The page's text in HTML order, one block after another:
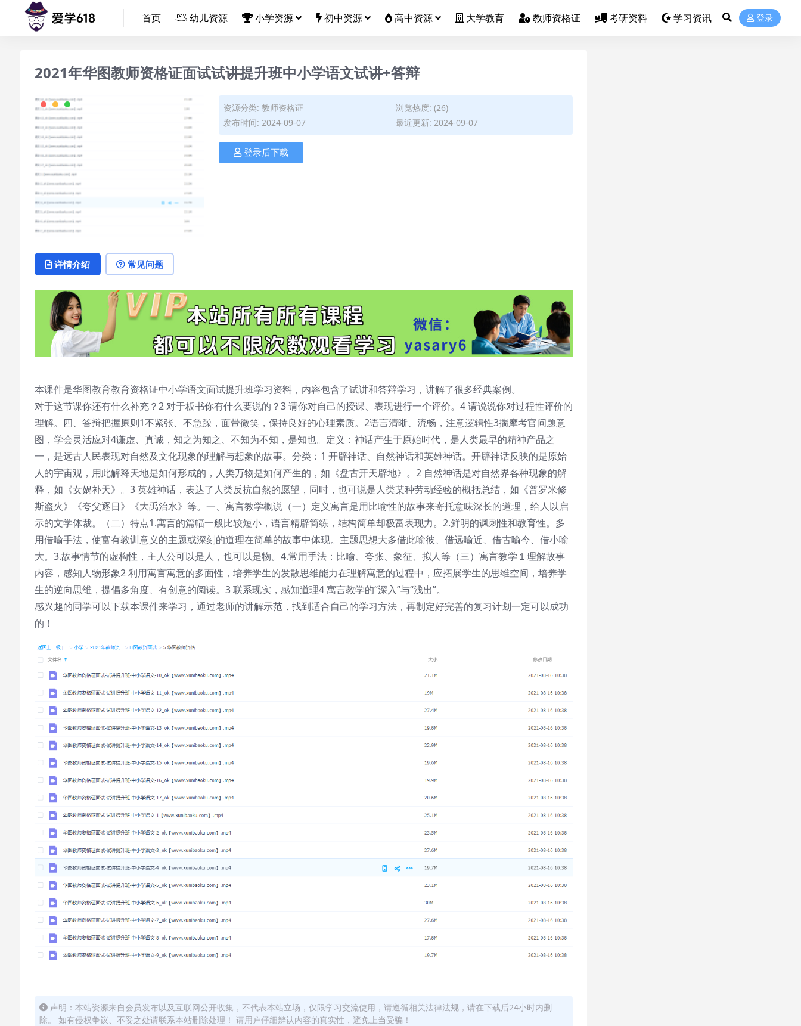
首页 幼儿资源 小学资源 初中资源 高中资源 大学教育 教师资格证 考研资料 学习资讯 登录
2021年华图教师资格证面试试讲提升班中小学语文试讲+答辩
资源分类: 教师资格证
浏览热度: (26)
发布时间: 2024-09-07
最近更新: 2024-09-07
登录后下载
详情介绍 常见问题
本课件是华图教育教育资格证中小学语文面试提升班学习资料，内容包含了试讲和答辩学习，讲解了很多经典案例。
对于这节课你还有什么补充？2 对于板书你有什么要说的？3 请你对自己的授课、表现进行一个评价。4 请说说你对过程性评价的
理解。四、答辩把握原则1不紧张、不急躁，面带微笑，保持良好的心理素质。2语言清晰、流畅，注意逻辑性3揣摩考官问题意
图，学会灵活应对4谦虚、真诚，知之为知之、不知为不知，是知也。定义：神话产生于原始时代，是人类最早的精神产品之
一，是远古人民表现对自然及文化现象的理解与想象的故事。分类：1 开辟神话、自然神话和英雄神话。开辟神话反映的是原始
人的宇宙观，用此解释天地是如何形成的，人类万物是如何产生的，如《盘古开天辟地》。2 自然神话是对自然界各种现象的解
释，如《女娲补天》。3 英雄神话，表达了人类反抗自然的愿望，同时，也可说是人类某种劳动经验的概括总结，如《普罗米修
斯盗火》《夸父逐日》《大禹治水》等。一、寓言教学概说（一）定义寓言是用比喻性的故事来寄托意味深长的道理，给人以启
示的文学体裁。（二）特点1.寓言的篇幅一般比较短小，语言精辟简练，结构简单却极富表现力。2.鲜明的讽刺性和教育性。多
用借喻手法，使富有教训意义的主题或深刻的道理在简单的故事中体现。主题思想大多借此喻彼、借远喻近、借古喻今、借小喻
大。3.故事情节的虚构性，主人公可以是人，也可以是物。4.常用手法：比喻、夸张、象征、拟人等（三）寓言教学１理解故事
内容，感知人物形象2 利用寓言寓意的多面性，培养学生的发散思维能力在理解寓意的过程中，应拓展学生的思维空间，培养学
生的逆向思维，提倡多角度、有创意的阅读。3 联系现实，感知道理4 寓言教学的“深入”与“浅出”。
感兴趣的同学可以下载本课件来学习，通过老师的讲解示范，找到适合自己的学习方法，再制定好完善的复习计划一定可以成功
的！
声明：本站资源来自会员发布以及互联网公开收集，不代表本站立场，仅限学习交流使用，请遵循相关法律法规，请在下载后24小时内删
除。 如有侵权争议、不妥之处请联系本站删除处理！ 请用户仔细辨认内容的真实性，避免上当受骗！